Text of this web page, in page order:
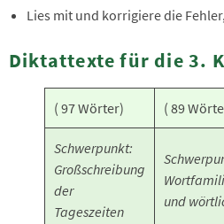
Lies mit und korrigiere die
Diktattexte für die 3.
( 97 Wörter) ( 89
Schwerpunkt:
Großschreibung
der
Tageszeiten
und